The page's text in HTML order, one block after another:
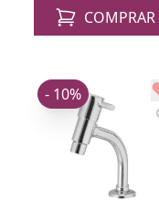
COMPRAR
- 10%